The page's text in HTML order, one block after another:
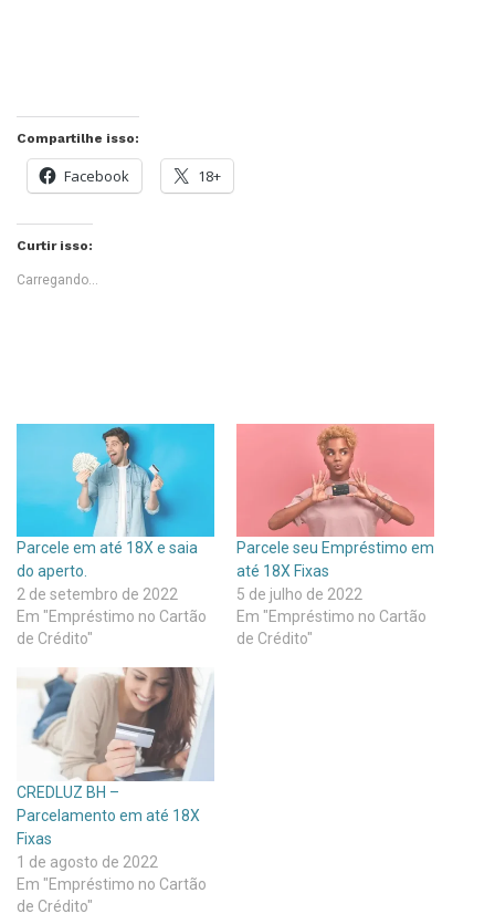
Compartilhe isso:
Facebook 18+
Curtir isso:
Carregando...
Parcele em até 18X e saia
do aperto.
2 de setembro de 2022
Em "Empréstimo no Cartão
de Crédito"
Parcele seu Empréstimo em
até 18X Fixas
5 de julho de 2022
Em "Empréstimo no Cartão
de Crédito"
CREDLUZ BH –
Parcelamento em até 18X
Fixas
1 de agosto de 2022
Em "Empréstimo no Cartão
de Crédito"